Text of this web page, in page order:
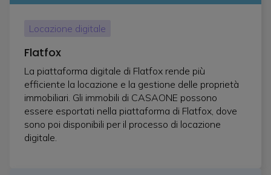
Locazione digitale
Flatfox
La piattaforma digitale di Flatfox rende più
efficiente la locazione e la gestione delle proprietà
immobiliari. Gli immobili di CASAONE possono
essere esportati nella piattaforma di Flatfox, dove
sono poi disponibili per il processo di locazione
digitale.